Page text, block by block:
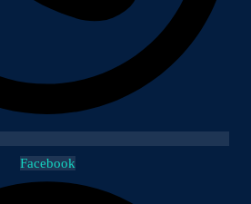
Facebook